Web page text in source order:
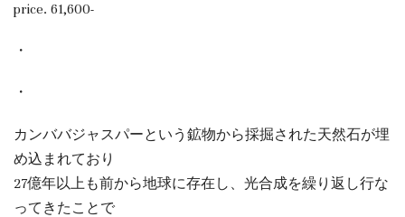
price. 61,600-
・
・
カンババジャスパーという鉱物から採掘された天然石が埋
め込まれており
27億年以上も前から地球に存在し、光合成を繰り返し行な
ってきたことで